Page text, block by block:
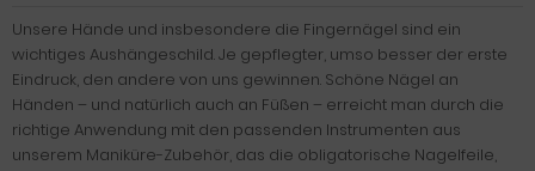
Unsere Hände und insbesondere die Fingernägel sind ein
wichtiges Aushängeschild. Je gepflegter, umso besser der erste
Eindruck, den andere von uns gewinnen. Schöne Nägel an
Händen – und natürlich auch an Füßen – erreicht man durch die
richtige Anwendung mit den passenden Instrumenten aus
unserem Maniküre-Zubehör, das die obligatorische Nagelfeile,